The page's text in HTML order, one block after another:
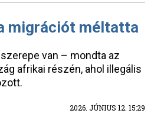
migrációt méltatta
van – mondta az
afrikai részén, ahol illegális
2026. JÚNIUS 12. 15:29